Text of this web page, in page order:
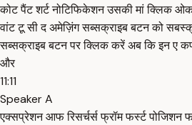
कोट पैंट शर्ट नोटिफिकेशन उसकी मां क्लिक ओक
वांट टू सी द अमेज़िंग सब्सक्राइब बटन को
सब्सक्राइब बटन पर क्लिक करें अब कि इन ए
और
11:11
Speaker A
एक्सप्रेशन आफ रिसर्चर्स फ्रॉम फर्स्ट पोजिशन